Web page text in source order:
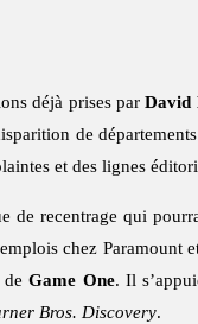
déjà prises parDavid
de
et des lignes
recentrage qui
chez
deGame One. Il
Bros. Discovery.